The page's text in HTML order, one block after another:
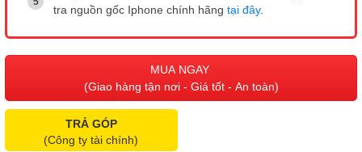
tra nguồn gốc Iphone chính hãng tại đây.
MUA NGAY
(Giao hàng tận nơi - Giá tốt - An toàn)
TRẢ GÓP
(Công ty tài chính)